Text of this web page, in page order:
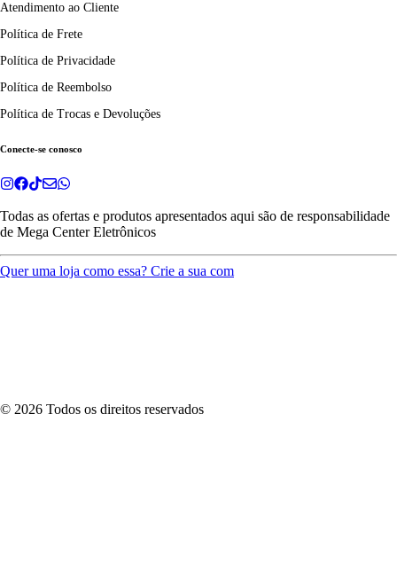
Atendimento ao Cliente
Política de Frete
Política de Privacidade
Política de Reembolso
Política de Trocas e Devoluções
Conecte-se conosco
Todas as ofertas e produtos apresentados aqui são de responsabilidade
de Mega Center Eletrônicos
Quer uma loja como essa? Crie a sua com
© 2026 Todos os direitos reservados